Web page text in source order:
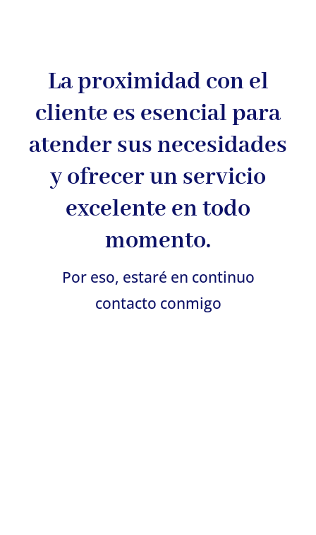
La proximidad con el
cliente es esencial para
atender sus necesidades
y ofrecer un servicio
excelente en todo
momento.
Por eso, estaré en continuo
contacto conmigo